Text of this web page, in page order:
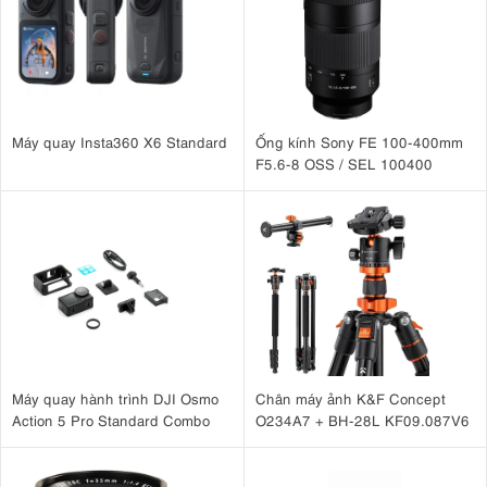
4.2. Khẩu độ nhanh để kiểm soát sáng tạo
khẩu độ tối đa f/1.2 siêu sáng ống kính CanonRF 45mm F1.2
độ rộng cũng đảm bảo khả năng chụp thiếu sáng vượt trội, cho phép
bạn chụp cầm tay trong điều kiện thiếu sáng mà không ảnh hưởng
đến chất lượng hình ảnh.
Máy quay Insta360 X6 Standard
Ống kính Sony FE 100-400mm
F5.6-8 OSS / SEL 100400
Máy quay hành trình DJI Osmo
Action 5 Pro Standard Combo
Chân máy ảnh K&F Concept
O234A7 + BH-28L KF09.087V6